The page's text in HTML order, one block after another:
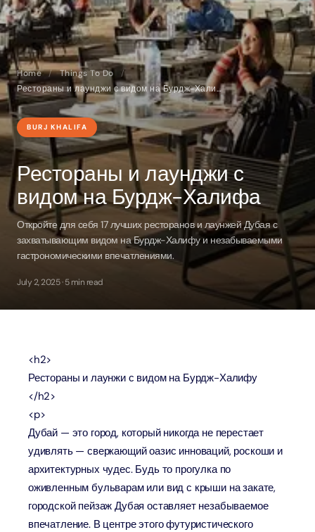
Home / Things To Do
/
Рестораны и лаунджи с видом на Бурдж-Халифа
BURJ KHALIFA
Рестораны и лаунджи с
видом на Бурдж-Халифа
Откройте для себя 17 лучших ресторанов и лаунжей Дубая с
захватывающим видом на Бурдж-Халифу и незабываемыми
гастрономическими впечатлениями.
July 2, 2025 · 5 min read
<h2>
Рестораны и лаунжи с видом на Бурдж-Халифу
</h2>
<p>
Дубай — это город, который никогда не перестает
удивлять — сверкающий оазис инноваций, роскоши и
архитектурных чудес. Будь то прогулка по
оживленным бульварам или вид с крыши на закате,
городской пейзаж Дубая оставляет незабываемое
впечатление. В центре этого футуристического